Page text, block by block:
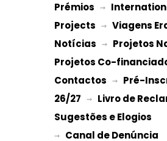
Prémios →
Projects → Viagens
Notícias → Projetos
Projetos Co-
Contactos → Pré-
26/27 → Livro de
Sugestões e Elogios
→